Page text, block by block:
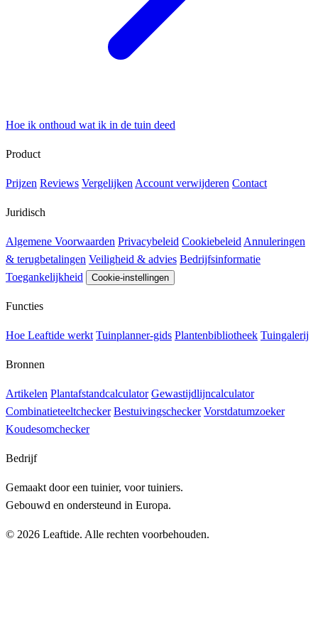
Hoe ik onthoud wat ik in de tuin deed
Product
Prijzen Reviews Vergelijken Account verwijderen Contact
Juridisch
Algemene Voorwaarden Privacybeleid Cookiebeleid Annuleringen
& terugbetalingen Veiligheid & advies Bedrijfsinformatie
Toegankelijkheid
Cookie-instellingen
Functies
Hoe Leaftide werkt Tuinplanner-gids Plantenbibliotheek Tuingalerij
Bronnen
Artikelen Plantafstandcalculator Gewastijdlijncalculator
Combinatieteeltchecker Bestuivingschecker Vorstdatumzoeker
Koudesomchecker
Bedrijf
Gemaakt door een tuinier, voor tuiniers.
Gebouwd en ondersteund in Europa.
© 2026 Leaftide. Alle rechten voorbehouden.